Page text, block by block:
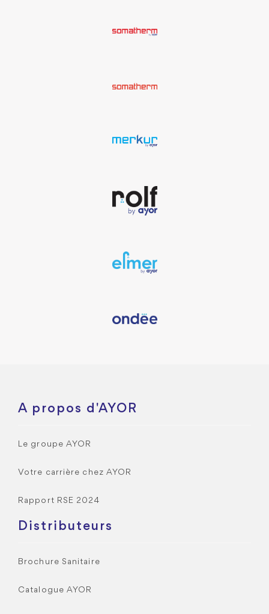
A propos d'AYOR
Le groupe AYOR
Votre carrière chez AYOR
Rapport RSE 2024
Distributeurs
Brochure Sanitaire
Catalogue AYOR